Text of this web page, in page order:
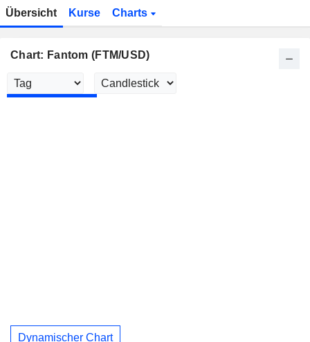
Übersicht Kurse Charts
Chart: Fantom (FTM/USD)
Dynamischer Chart